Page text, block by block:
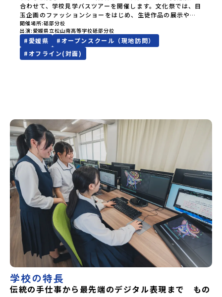
合わせて、学校見学バスツアーを開催します。文化祭では、目
玉企画のファッションショーをはじめ、生徒作品の展示や卒
業生による作品の展示・販売など、盛りだくさんのイベント
を予定しています。また、入試や学校生活に関する相談ブー
スも設けていますので、気になることがありましたらお気軽
にお声がけください。砥部分校生が日頃の学びやものづくり
の成果を発表する文化祭を見学することで、本校の授業や学
https://koukoukyouiku.esnet.ed.jp/gakkoukengaku
開催場所 砥部分校
出演 愛媛県立松山南高等学校砥部分校
#愛媛県 #オープンスクール（現地訪問）
#オフライン(対面)
学校の特長
伝統の手仕事から最先端のデジタル表現まで もの